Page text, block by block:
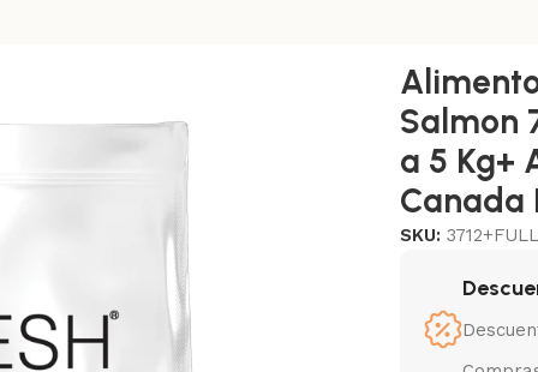
Salmon
a 5 Kg+
Canada
SKU: